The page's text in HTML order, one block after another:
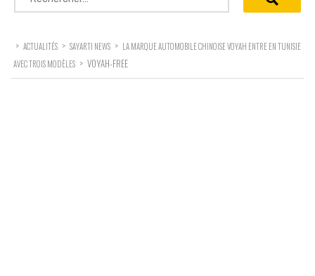
> ACTUALITÉS > SAYARTI NEWS > LA MARQUE AUTOMOBILE CHINOISE VOYAH ENTRE EN TUNISIE
AVEC TROIS MODÈLES > VOYAH-FREE